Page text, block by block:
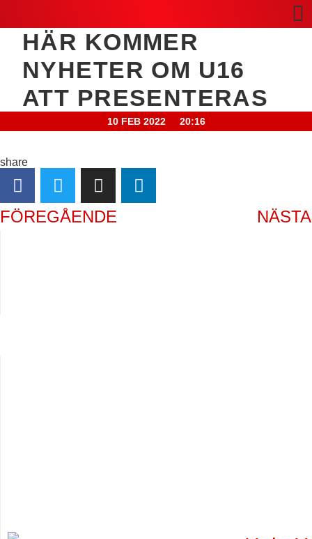
HÄR KOMMER
NYHETER OM U16
ATT PRESENTERAS
10 FEB 2022 20:16
share
FÖREGÅENDE NÄSTA